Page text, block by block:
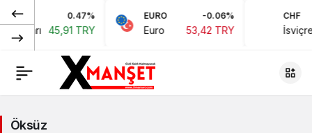
0.47%
45,91 TRY
EURO -0.06%
Euro 53,42 TRY
CHF
İsviçre
Öksüz